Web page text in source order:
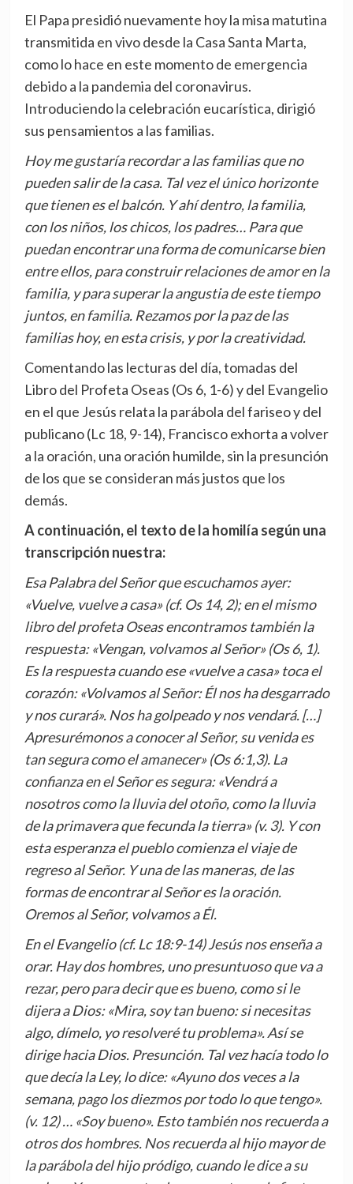
El Papa presidió nuevamente hoy la misa matutina
transmitida en vivo desde la Casa Santa Marta,
como lo hace en este momento de emergencia
debido a la pandemia del coronavirus.
Introduciendo la celebración eucarística, dirigió
sus pensamientos a las familias.
Hoy me gustaría recordar a las familias que no
pueden salir de la casa. Tal vez el único horizonte
que tienen es el balcón. Y ahí dentro, la familia,
con los niños, los chicos, los padres… Para que
puedan encontrar una forma de comunicarse bien
entre ellos, para construir relaciones de amor en la
familia, y para superar la angustia de este tiempo
juntos, en familia. Rezamos por la paz de las
familias hoy, en esta crisis, y por la creatividad.
Comentando las lecturas del día, tomadas del
Libro del Profeta Oseas (Os 6, 1-6) y del Evangelio
en el que Jesús relata la parábola del fariseo y del
publicano (Lc 18, 9-14), Francisco exhorta a volver
a la oración, una oración humilde, sin la presunción
de los que se consideran más justos que los
demás.
A continuación, el texto de la homilía según una
transcripción nuestra:
Esa Palabra del Señor que escuchamos ayer:
«Vuelve, vuelve a casa» (cf. Os 14, 2); en el mismo
libro del profeta Oseas encontramos también la
respuesta: «Vengan, volvamos al Señor» (Os 6, 1).
Es la respuesta cuando ese «vuelve a casa» toca el
corazón: «Volvamos al Señor: Él nos ha desgarrado
y nos curará». Nos ha golpeado y nos vendará. […]
Apresurémonos a conocer al Señor, su venida es
tan segura como el amanecer» (Os 6:1,3). La
confianza en el Señor es segura: «Vendrá a
nosotros como la lluvia del otoño, como la lluvia
de la primavera que fecunda la tierra» (v. 3). Y con
esta esperanza el pueblo comienza el viaje de
regreso al Señor. Y una de las maneras, de las
formas de encontrar al Señor es la oración.
Oremos al Señor, volvamos a Él.
En el Evangelio (cf. Lc 18:9-14) Jesús nos enseña a
orar. Hay dos hombres, uno presuntuoso que va a
rezar, pero para decir que es bueno, como si le
dijera a Dios: «Mira, soy tan bueno: si necesitas
algo, dímelo, yo resolveré tu problema». Así se
dirige hacia Dios. Presunción. Tal vez hacía todo lo
que decía la Ley, lo dice: «Ayuno dos veces a la
semana, pago los diezmos por todo lo que tengo».
(v. 12) … «Soy bueno». Esto también nos recuerda a
otros dos hombres. Nos recuerda al hijo mayor de
la parábola del hijo pródigo, cuando le dice a su